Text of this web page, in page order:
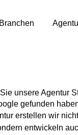
Branchen
unsere Agentur
gefunden
erstellen wir
entwickeln